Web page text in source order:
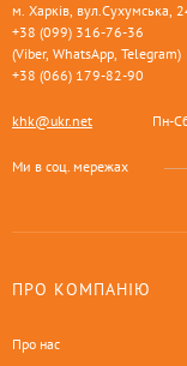
м. Харків, вул.Сухумська,
+38 (099) 316-76-36
(Viber, WhatsApp, Telegram)
+38 (066) 179-82-90
khk@ukr.net Пн-
Ми в соц. мережах
ПРО КОМПАНІЮ
Про нас